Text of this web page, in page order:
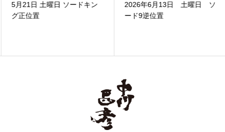
5月21日 土曜日 ソードキン
グ正位置
2026年6月13日 土曜日 ソ
ード9逆位置